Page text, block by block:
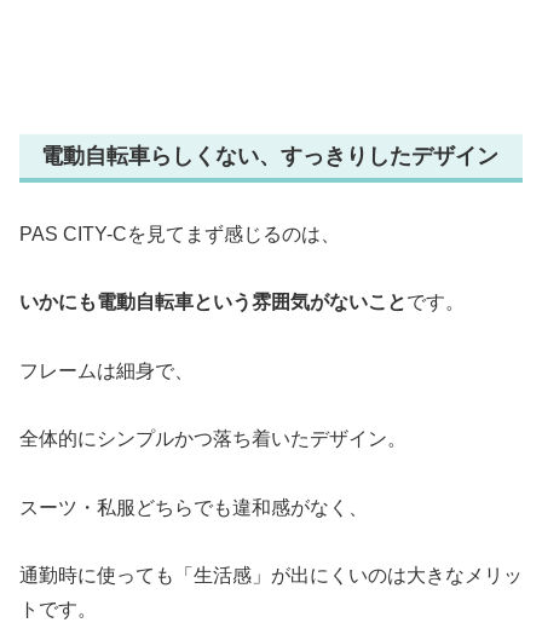
電動自転車らしくない、すっきりしたデザイン
PAS CITY-Cを見てまず感じるのは、
いかにも電動自転車という雰囲気がないことです。
フレームは細身で、
全体的にシンプルかつ落ち着いたデザイン。
スーツ・私服どちらでも違和感がなく、
通勤時に使っても「生活感」が出にくいのは大きなメリッ
トです。